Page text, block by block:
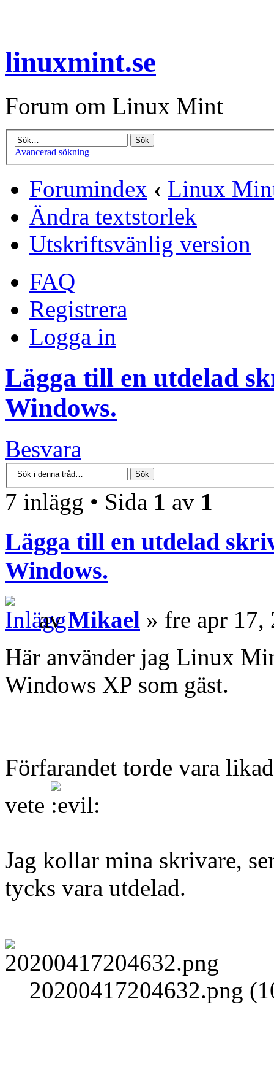
linuxmint.se
Forum om Linux Mint
Avancerad sökning
Forumindex ‹ Linux
Ändra textstorlek
Utskriftsvänlig version
FAQ
Registrera
Logga in
Lägga till en utdelad
Windows.
Besvara
7 inlägg • Sida 1 av 1
Lägga till en utdelad
Windows.
avMikael » fre apr 17,
Här använder jag Linux
Windows XP som gäst.
Förfarandet torde vara
vete
Jag kollar mina skrivare,
tycks vara utdelad.
20200417204632.png